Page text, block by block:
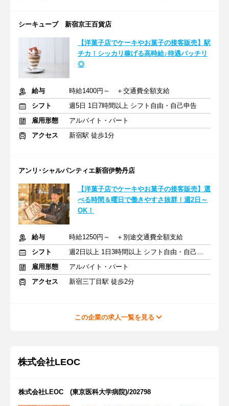
シーキューブ 新宿京王百貨店
【洋菓子店でケーキやお菓子の接客販売】駅
チカ！シッカリ稼げる高時給♪待遇バッチリ
◎
給与
時給1400円～ ＋交通費全額支給
シフト
週5日 1日7時間以上 シフト自由・自己申告
雇用形態
アルバイト・パート
アクセス
新宿駅 徒歩1分
アンリ･シャルパンティエ新宿伊勢丹店
【洋菓子店でケーキやお菓子の接客販売】選
べる時間＆曜日で働きやすさ抜群！週2日～
OK！
給与
時給1250円～ ＋別途交通費全額支給
シフト
週2日以上 1日3時間以上 シフト自由・自己申告
雇用形態
アルバイト・パート
アクセス
新宿三丁目駅 徒歩2分
この企業の求人一覧を見る
株式会社LEOC
株式会社LEOC (東京医科大学病院)/202798